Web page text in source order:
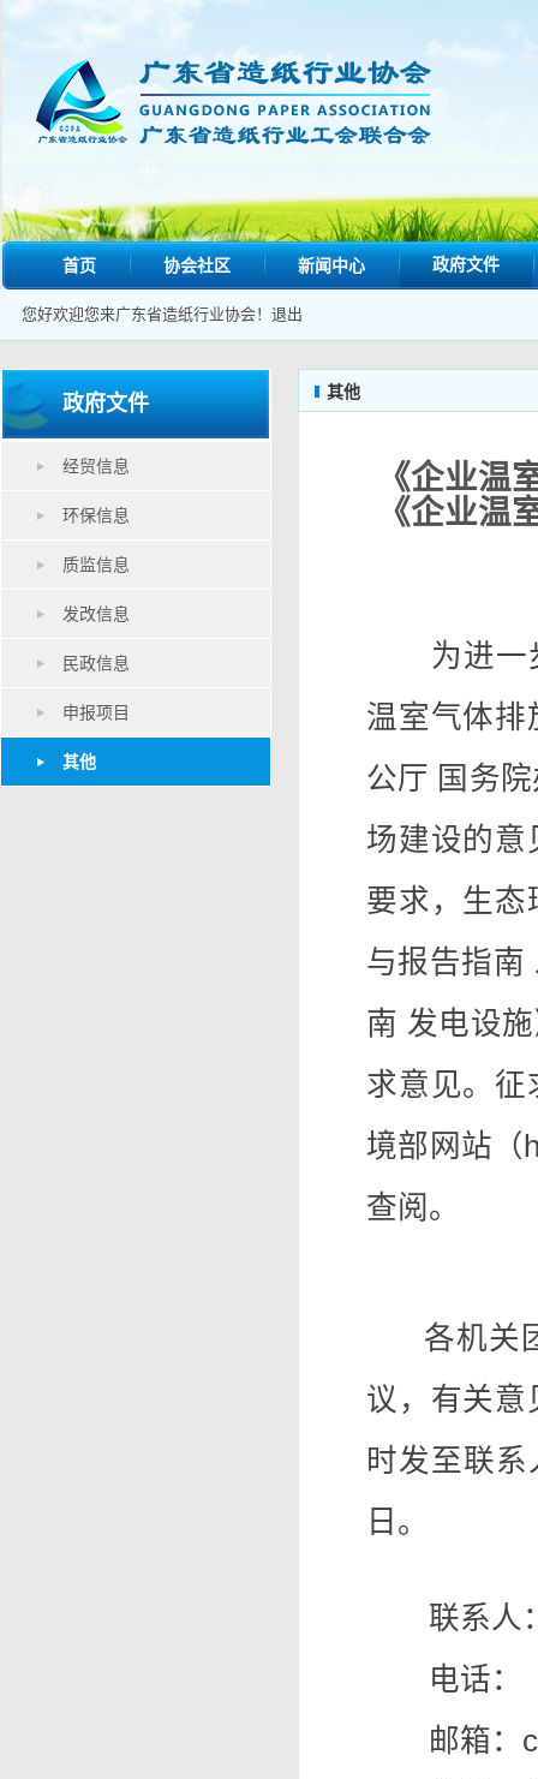
首页 协会社区 新闻中心 政府文件
您好欢迎您来广东省造纸行业协会！ 退出
政府文件
经贸信息
环保信息
质监信息
发改信息
民政信息
申报项目
其他
其他
《企业温
《企业温
为进一步
温室气体排
公厅 国务
场建设的意
要求，生态
与报告指南
南 发电设
求意见。征
境部网站（
查阅。
各机关团
议，有关意
时发至联
日。
联系人：
电话：（
邮箱：